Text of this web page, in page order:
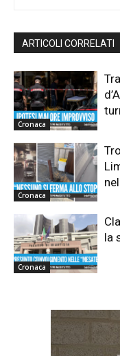
ARTICOLI CORRELATI
Cronaca
Cronaca
Cronaca
la